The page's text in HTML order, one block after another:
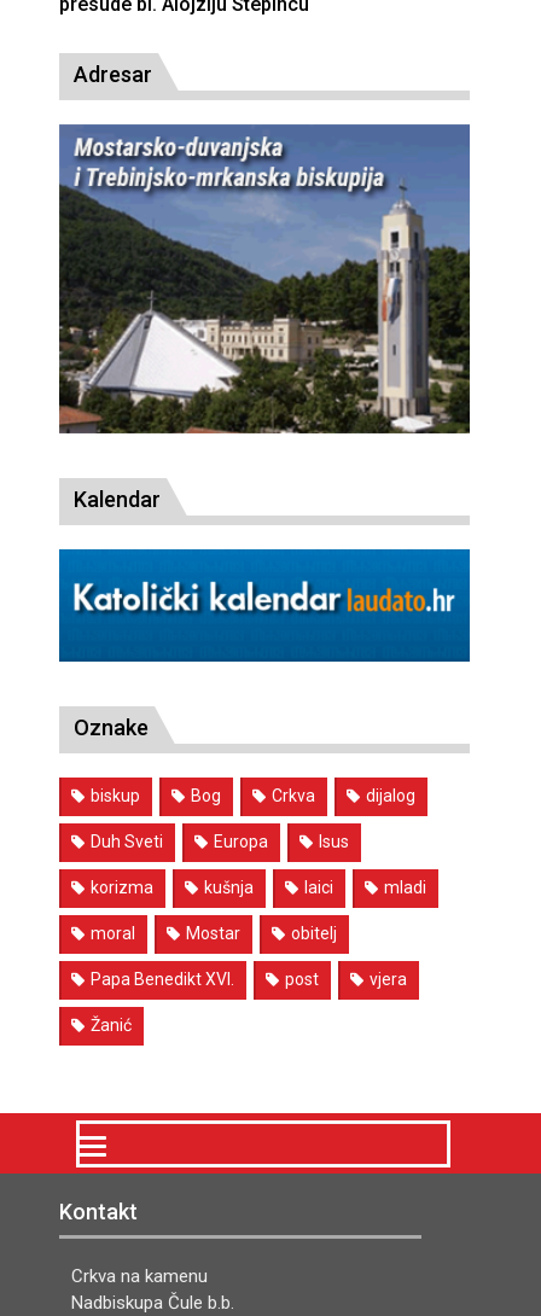
Adresar
Kalendar
Oznake
biskup Bog Crkva dijalog
Duh Sveti Europa Isus
korizma kušnja laici mladi
moral Mostar obitelj
Papa Benedikt XVI. post vjera
Žanić
Kontakt
Crkva na kamenu
Nadbiskupa Čule b.b.